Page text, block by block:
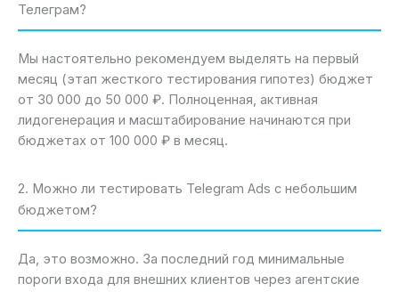
Телеграм?
Мы настоятельно рекомендуем выделять на первый
месяц (этап жесткого тестирования гипотез) бюджет
от 30 000 до 50 000 ₽. Полноценная, активная
лидогенерация и масштабирование начинаются при
бюджетах от 100 000 ₽ в месяц.
2. Можно ли тестировать Telegram Ads с небольшим
бюджетом?
Да, это возможно. За последний год минимальные
пороги входа для внешних клиентов через агентские